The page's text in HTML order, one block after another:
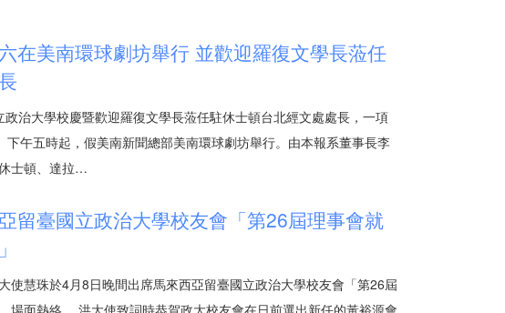
在美南環球劇坊舉行 並歡迎羅復文學長蒞任
政治大學校慶暨歡迎羅復文學長蒞任駐休士頓台北經文處處長，一項
午五時起，假美南新聞總部美南環球劇坊舉行。由本報系董事長李
士頓、達拉…
留臺國立政治大學校友會「第26屆理事會就
使慧珠於4月8日晚間出席馬來西亞留臺國立政治大學校友會「第26屆